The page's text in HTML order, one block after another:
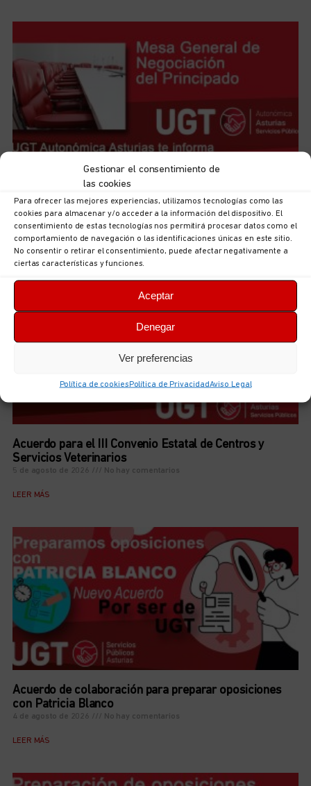
Gestionar el consentimiento de
las cookies
Para ofrecer las mejores experiencias, utilizamos tecnologías como las
cookies para almacenar y/o acceder a la información del dispositivo. El
consentimiento de estas tecnologías nos permitirá procesar datos como el
comportamiento de navegación o las identificaciones únicas en este sitio.
No consentir o retirar el consentimiento, puede afectar negativamente a
ciertas características y funciones.
Aceptar
Denegar
Ver preferencias
Política de cookiesPolítica de PrivacidadAviso Legal
UGT Autonómica informa: documentación sobre
ordenación puestos en la Consejería de Hacienda,
Justicia y Asuntos Europeos
5 de agosto de 2026 No hay comentarios
LEER MÁS
Acuerdo para el III Convenio Estatal de Centros y
Servicios Veterinarios
5 de agosto de 2026 No hay comentarios
LEER MÁS
Acuerdo de colaboración para preparar oposiciones
con Patricia Blanco
4 de agosto de 2026 No hay comentarios
LEER MÁS